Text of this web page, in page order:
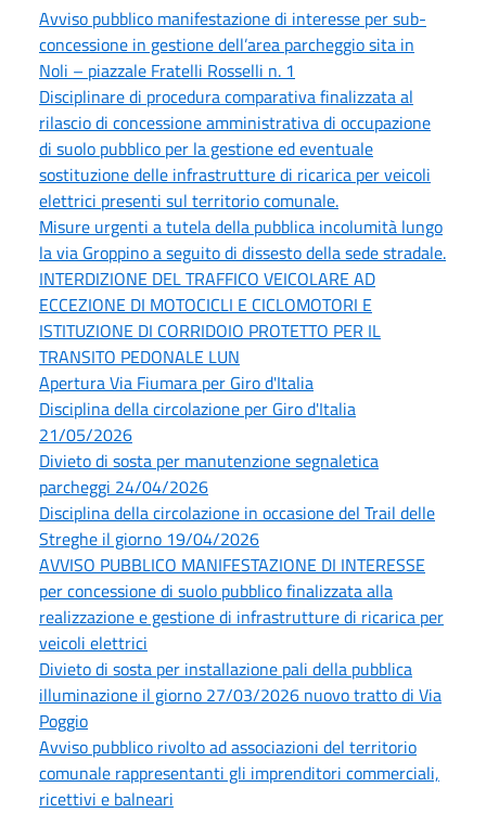
Avviso pubblico manifestazione di interesse per sub-
concessione in gestione dell’area parcheggio sita in
Noli – piazzale Fratelli Rosselli n. 1
Disciplinare di procedura comparativa finalizzata al
rilascio di concessione amministrativa di occupazione
di suolo pubblico per la gestione ed eventuale
sostituzione delle infrastrutture di ricarica per veicoli
elettrici presenti sul territorio comunale.
Misure urgenti a tutela della pubblica incolumità lungo
la via Groppino a seguito di dissesto della sede stradale.
INTERDIZIONE DEL TRAFFICO VEICOLARE AD
ECCEZIONE DI MOTOCICLI E CICLOMOTORI E
ISTITUZIONE DI CORRIDOIO PROTETTO PER IL
TRANSITO PEDONALE LUN
Apertura Via Fiumara per Giro d'Italia
Disciplina della circolazione per Giro d'Italia
21/05/2026
Divieto di sosta per manutenzione segnaletica
parcheggi 24/04/2026
Disciplina della circolazione in occasione del Trail delle
Streghe il giorno 19/04/2026
AVVISO PUBBLICO MANIFESTAZIONE DI INTERESSE
per concessione di suolo pubblico finalizzata alla
realizzazione e gestione di infrastrutture di ricarica per
veicoli elettrici
Divieto di sosta per installazione pali della pubblica
illuminazione il giorno 27/03/2026 nuovo tratto di Via
Poggio
Avviso pubblico rivolto ad associazioni del territorio
comunale rappresentanti gli imprenditori commerciali,
ricettivi e balneari